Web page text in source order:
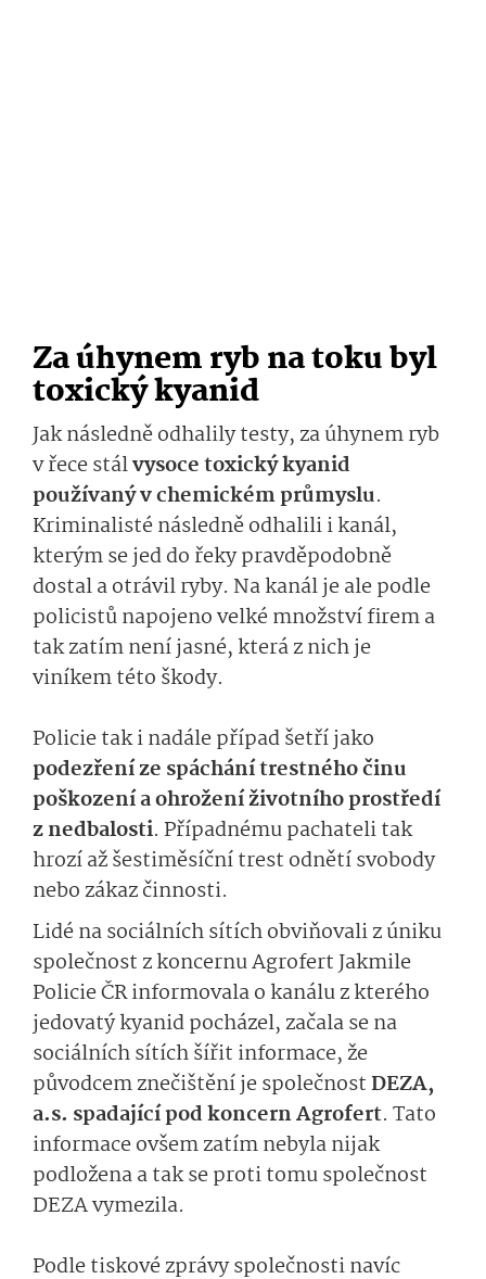
Za úhynem ryb na toku byl
toxický kyanid
Jak následně odhalily testy, za úhynem ryb
v řece stálvysoce toxický kyanid
používaný v chemickém průmyslu.
Kriminalisté následně odhalili i kanál,
kterým se jed do řeky pravděpodobně
dostal a otrávil ryby. Na kanál je ale podle
policistů napojeno velké množství firem a
tak zatím není jasné, která z nich je
viníkem této škody.
Policie tak i nadále případ šetří jako
podezření ze spáchání trestného činu
poškození a ohrožení životního prostředí
z nedbalosti. Případnému pachateli tak
hrozí až šestiměsíční trest odnětí svobody
nebo zákaz činnosti.
Lidé na sociálních sítích obviňovali z úniku
společnost z koncernu Agrofert Jakmile
Policie ČR informovala o kanálu z kterého
jedovatý kyanid pocházel, začala se na
sociálních sítích šířit informace, že
původcem znečištění je společnostDEZA,
a.s. spadající pod koncern Agrofert. Tato
informace ovšem zatím nebyla nijak
podložena a tak se proti tomu společnost
DEZA vymezila.
Podle tiskové zprávy společnosti navíc